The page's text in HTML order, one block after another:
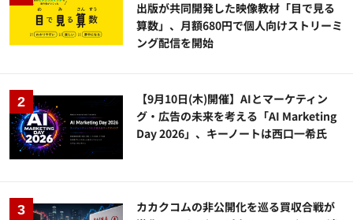
出版が共同開発した映像教材「目で見る
算数」、月額680円で個人向けストリーミ
ング配信を開始
【9月10日(木)開催】AIとマーケティン
グ・広告の未来を考える「AI Marketing
Day 2026」、キーノートは西口一希氏
カカクコムの非公開化を巡る買収合戦が